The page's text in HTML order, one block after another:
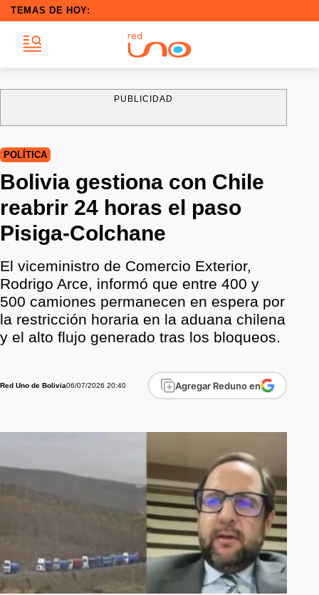
TEMAS DE HOY:
PUBLICIDAD
POLÍTICA
Bolivia gestiona con Chile
reabrir 24 horas el paso
Pisiga-Colchane
El viceministro de Comercio Exterior,
Rodrigo Arce, informó que entre 400 y
500 camiones permanecen en espera por
la restricción horaria en la aduana chilena
y el alto flujo generado tras los bloqueos.
Red Uno de Bolivia06/07/2026 20:40 Agregar Reduno en